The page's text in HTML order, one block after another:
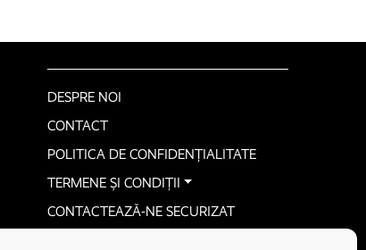
DESPRE NOI
CONTACT
POLITICA DE CONFIDENȚIALITATE
TERMENE ȘI CONDIȚII
CONTACTEAZĂ-NE SECURIZAT